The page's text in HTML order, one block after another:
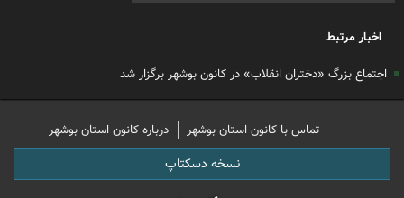
اخبار مرتبط
اجتماع بزرگ «دختران انقلاب» در کانون بوشهر برگزار شد
تماس با کانون استان بوشهر درباره کانون استان بوشهر
نسخه دسکتاپ